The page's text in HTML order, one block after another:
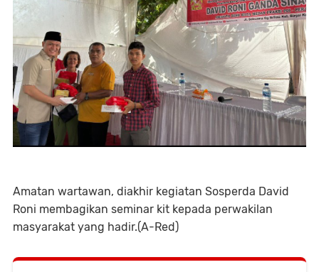
Amatan wartawan, diakhir kegiatan Sosperda David
Roni membagikan seminar kit kepada perwakilan
masyarakat yang hadir.(A-Red)